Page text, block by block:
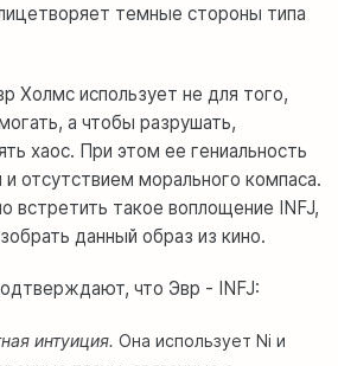
темные стороны типа
Холмс использует не для того,
а чтобы разрушать,
хаос. При этом ее гениальность
отсутствием морального компаса.
встретить такое воплощение INFJ,
данный образ из кино.
что Эвр - INFJ:
интуиция. Она использует Ni и